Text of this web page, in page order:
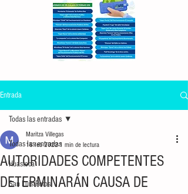
Entrada
Todas las entradas
Huasteca
San Luis Potosí
Todas las entradas
AUTORIDADES COMPETENTES
DETERMINARÁN CAUSA DE
Maritza Villegas
16 feb 20221 min de lectura